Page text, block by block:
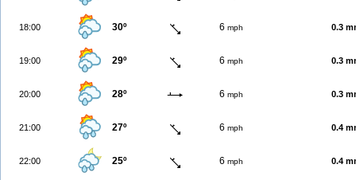
18:00 30º 6 mph 0.3
19:00 29º 6 mph 0.3
20:00 28º 6 mph 0.3
21:00 27º 6 mph 0.4
22:00 25º 6 mph 0.4